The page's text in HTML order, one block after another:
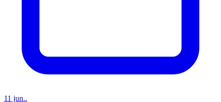
11 jun..